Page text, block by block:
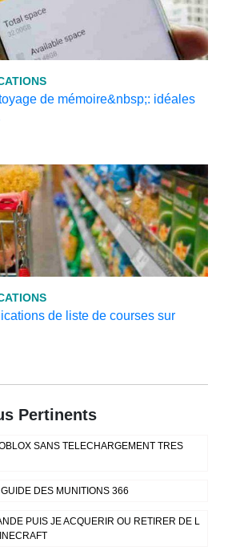
de mémoire&nbsp;: idéales
de liste de courses sur
Pertinents
SANS TELECHARGEMENT TRES
DES MUNITIONS 366
PUIS JE ACQUERIR OU RETIRER DE L